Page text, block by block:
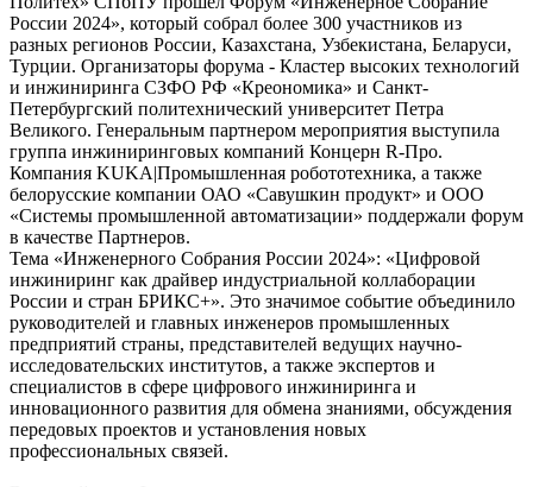
России 2024», который собрал более 300 участников из
разных регионов России, Казахстана, Узбекистана, Беларуси,
Турции. Организаторы форума - Кластер высоких технологий
и инжиниринга СЗФО РФ «Креономика» и Санкт-
Петербургский политехнический университет Петра
Великого. Генеральным партнером мероприятия выступила
группа инжиниринговых компаний Концерн R-Про.
Компания KUKA|Промышленная робототехника, а также
белорусские компании ОАО «Савушкин продукт» и ООО
«Системы промышленной автоматизации» поддержали форум
в качестве Партнеров.
Тема «Инженерного Собрания России 2024»: «Цифровой
инжиниринг как драйвер индустриальной коллаборации
России и стран БРИКС+». Это значимое событие объединило
руководителей и главных инженеров промышленных
предприятий страны, представителей ведущих научно-
исследовательских институтов, а также экспертов и
специалистов в сфере цифрового инжиниринга и
инновационного развития для обмена знаниями, обсуждения
передовых проектов и установления новых
профессиональных связей.